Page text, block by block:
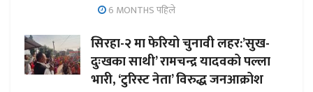
6 MONTHS पहिले
सिरहा-२ मा फेरियो चुनावी लहर:’सुख-
दुःखका साथी’ रामचन्द्र यादवको पल्ला
भारी, ‘टुरिस्ट नेता’ विरुद्ध जनआक्रोश